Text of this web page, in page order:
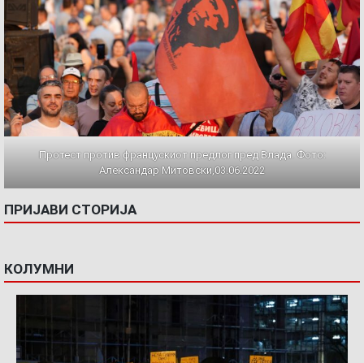
Протест против францускиот предлог пред Влада. Фото:
Александар Митовски,03.06.2022
ПРИЈАВИ СТОРИЈА
КОЛУМНИ